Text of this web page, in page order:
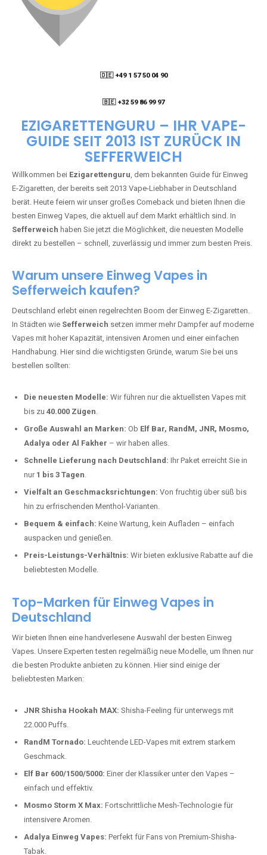
🇧🇪 +32 59 86 99 97
EZIGARETTENGURU – IHR VAPE-
GUIDE SEIT 2013 IST ZURÜCK IN
SEFFERWEICH
Willkommen bei
, dem bekannten Guide für Einweg
E-Zigaretten, der bereits seit 2013 Vape-Liebhaber in Deutschland
berät. Heute feiern wir unser großes Comeback und bieten Ihnen die
besten Einweg Vapes, die aktuell auf dem Markt erhältlich sind. In
haben Sie jetzt die Möglichkeit, die neuesten Modelle
Warum unsere Einweg Vapes in
Sefferweich kaufen?
Deutschland erlebt einen regelrechten Boom der Einweg E-Zigaretten.
In Städten wie
Sefferweich
Vapes mit hoher Kapazität, intensiven Aromen und einer einfachen
Die neuesten Modelle:
bis zu40.000 Zügen.
Große Auswahl an Marken: Ob Elf Bar, RandM, JNR, Mosmo,
Adalya oder Al Fakher– wir haben alles.
Schnelle Lieferung nach Deutschland:
nur1 bis 3 Tagen.
Vielfalt an Geschmacksrichtungen:Von fruchtig über süß bis
hin zu erfrischenden Menthol-Varianten.
Bequem & einfach:Keine Wartung, kein Aufladen – einfach
auspacken und genießen.
Preis-Leistungs-Verhältnis:
Top-Marken für Einweg Vapes in
Deutschland
Wir bieten Ihnen eine handverlesene Auswahl der besten Einweg
Vapes. Unsere Experten testen regelmäßig neue Modelle, um Ihnen nur
JNR Shisha Hookah MAX:
22.000 Puffs.
RandM Tornado:
Geschmack.
Elf Bar 600/1500/5000:
einfach und effektiv.
Mosmo Storm X Max:
intensivere Aromen.